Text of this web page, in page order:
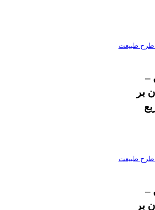
طرح طبیعت
–
بر
طرح طبیعت
–
بر